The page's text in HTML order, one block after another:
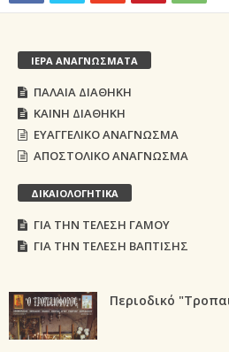
ΙΕΡΑ ΑΝΑΓΝΩΣΜΑΤΑ
ΠΑΛΑΙΑ ΔΙΑΘΗΚΗ
ΚΑΙΝΗ ΔΙΑΘΗΚΗ
ΕΥΑΓΓΕΛΙΚΟ ΑΝΑΓΝΩΣΜΑ
ΑΠΟΣΤΟΛΙΚΟ ΑΝΑΓΝΩΣΜΑ
ΔΙΚΑΙΟΛΟΓΗΤΙΚΑ
ΓΙΑ ΤΗΝ ΤΕΛΕΣΗ ΓΑΜΟΥ
ΓΙΑ ΤΗΝ ΤΕΛΕΣΗ ΒΑΠΤΙΣΗΣ
Περιοδικό